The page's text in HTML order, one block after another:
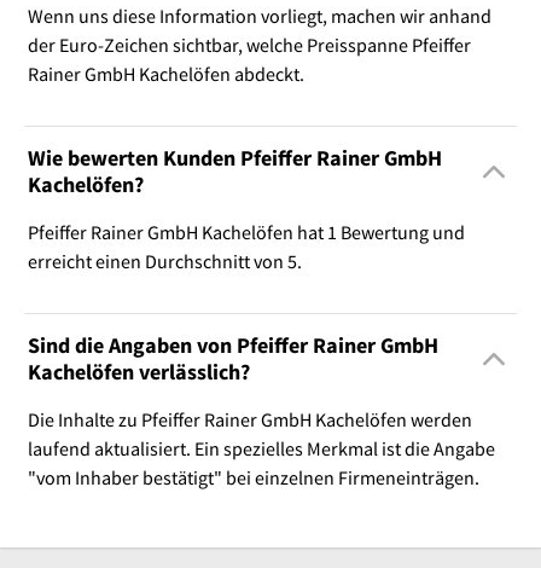
Wenn uns diese Information vorliegt, machen wir anhand
der Euro-Zeichen sichtbar, welche Preisspanne Pfeiffer
Rainer GmbH Kachelöfen abdeckt.
Wie bewerten Kunden Pfeiffer Rainer GmbH
Kachelöfen?
Pfeiffer Rainer GmbH Kachelöfen hat 1 Bewertung und
erreicht einen Durchschnitt von 5.
Sind die Angaben von Pfeiffer Rainer GmbH
Kachelöfen verlässlich?
Die Inhalte zu Pfeiffer Rainer GmbH Kachelöfen werden
laufend aktualisiert. Ein spezielles Merkmal ist die Angabe
"vom Inhaber bestätigt" bei einzelnen Firmeneinträgen.